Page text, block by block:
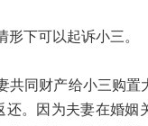
下可以起诉小三。
同财产给小三购置
还。因为夫妻在婚姻